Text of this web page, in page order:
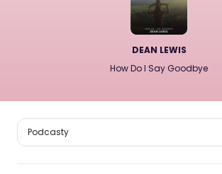
DEAN LEWIS
How Do I Say Goodbye